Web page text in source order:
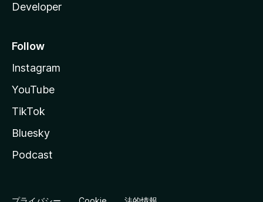
Developer
Follow
Instagram
YouTube
TikTok
Bluesky
Podcast